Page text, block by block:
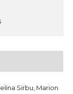
Sirbu, Marion